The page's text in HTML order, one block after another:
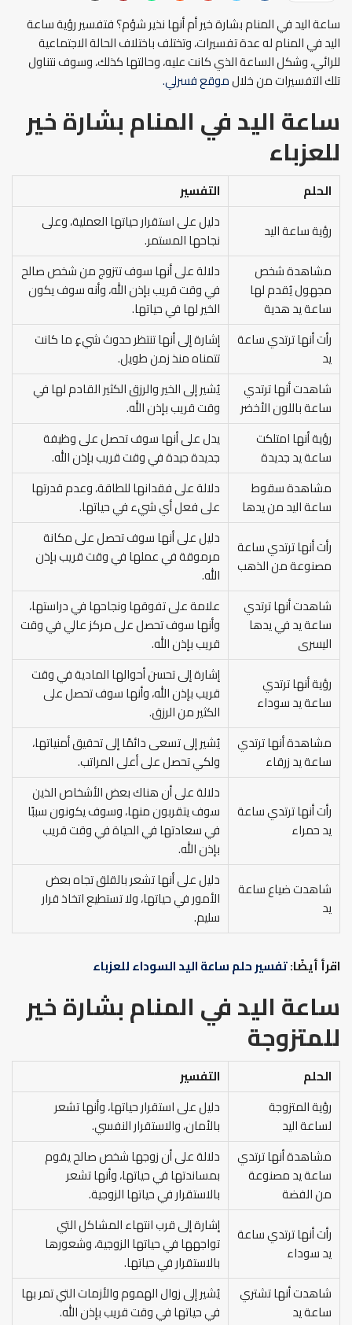
ساعة اليد في المنام بشارة خير أم أنها نذير شؤم؟ فتفسير رؤية ساعة
اليد في المنام له عدة تفسيرات، وتختلف باختلاف الحالة الاجتماعية
للرائي، وشكل الساعة الذي كانت عليه، وحالتها كذلك، وسوف نتناول
تلك التفسيرات من خلالموقع فسرلي.
ساعة اليد في المنام بشارة خير
للعزباء
الحلم
التفسير
رؤية ساعة اليد
دليل على استقرار حياتها العملية، وعلى
نجاحها المستمر.
مشاهدة شخص
مجهول يُقدم لها
ساعة يد هدية
دلالة على أنها سوف تتزوج من شخص صالح
في وقت قريب بإذن الله، وأنه سوف يكون
الخير لها في حياتها.
رأت أنها ترتدي ساعة
يد
إشارة إلى أنها تنتظر حدوث شيءٍ ما كانت
تتمناه منذ زمن طويل.
شاهدت أنها ترتدي
ساعة باللون الأخضر
يُشير إلى الخير والرزق الكثير القادم لها في
وقت قريب بإذن الله.
رؤية أنها امتلكت
ساعة يد جديدة
يدل على أنها سوف تحصل على وظيفة
جديدة جيدة في وقت قريب بإذن الله.
مشاهدة سقوط
ساعة اليد من يدها
دلالة على فقدانها للطاقة، وعدم قدرتها
على فعل أي شيء في حياتها.
رأت أنها ترتدي ساعة
مصنوعة من الذهب
دليل على أنها سوف تحصل على مكانة
مرموقة في عملها في وقت قريب بإذن
الله.
شاهدت أنها ترتدي
ساعة يد في يدها
اليسرى
علامة على تفوقها ونجاحها في دراستها،
وأنها سوف تحصل على مركز عالي في وقت
قريب بإذن الله.
رؤية أنها ترتدي
ساعة يد سوداء
إشارة إلى تحسن أحوالها المادية في وقت
قريب بإذن الله، وأنها سوف تحصل على
الكثير من الرزق.
مشاهدة أنها ترتدي
ساعة يد زرقاء
يُشير إلى تسعى دائمًا إلى تحقيق أمنياتها،
ولكي تحصل على أعلى المراتب.
رأت أنها ترتدي ساعة
يد حمراء
دلالة على أن هناك بعض الأشخاص الذين
سوف يتقربون منها، وسوف يكونون سببًا
في سعادتها في الحياة في وقت قريب
بإذن الله.
شاهدت ضياع ساعة
يد
دليل على أنها تشعر بالقلق تجاه بعض
الأمور في حياتها، ولا تستطيع اتخاذ قرار
سليم.
اقرأ أيضًا:تفسير حلم ساعة اليد السوداء للعزباء
ساعة اليد في المنام بشارة خير
للمتزوجة
الحلم
التفسير
رؤية المتزوجة
لساعة اليد
دليل على استقرار حياتها، وأنها تشعر
بالأمان، والاستقرار النفسي.
مشاهدة أنها ترتدي
ساعة يد مصنوعة
من الفضة
دلالة على أن زوجها شخص صالح يقوم
بمساندتها في حياتها، وأنها تشعر
بالاستقرار في حياتها الزوجية.
رأت أنها ترتدي ساعة
يد سوداء
إشارة إلى قرب انتهاء المشاكل التي
تواجهها في حياتها الزوجية، وشعورها
بالاستقرار في حياتها.
شاهدت أنها تشتري
ساعة يد
يُشير إلى زوال الهموم والأزمات التي تمر بها
في حياتها في وقت قريب بإذن الله.